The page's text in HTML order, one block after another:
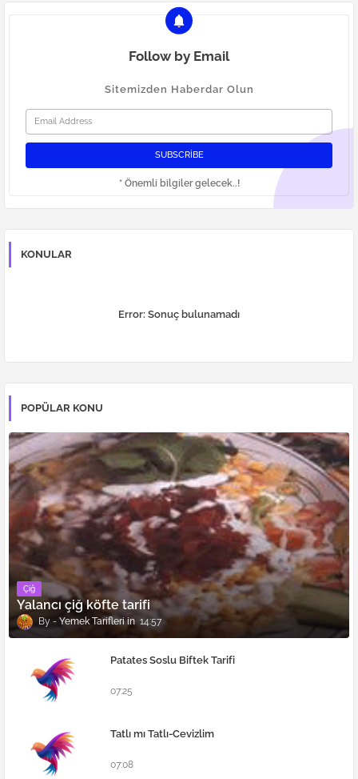
Follow by Email
Sitemizden Haberdar Olun
* Önemli bilgiler gelecek..!
KONULAR
Error: Sonuç bulunamadı
POPÜLAR KONU
Çiğ
Yalancı çiğ köfte tarifi
Yemek Tarifleri 14:57
Patates Soslu Biftek Tarifi
07:25
Tatlı mı Tatlı-Cevizlim
07:08